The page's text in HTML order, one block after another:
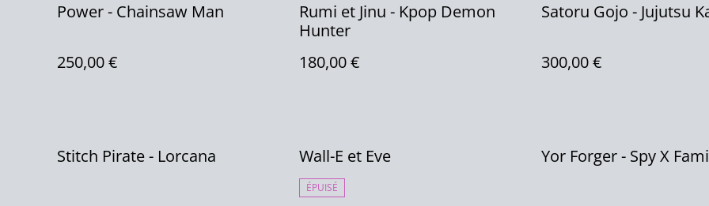
Power - Chainsaw Man
250,00 €
Rumi et Jinu - Kpop Demon
Hunter
180,00 €
Satoru Gojo - Jujutsu
300,00 €
Stitch Pirate - Lorcana Wall-E et Eve
ÉPUISÉ
Yor Forger - Spy X